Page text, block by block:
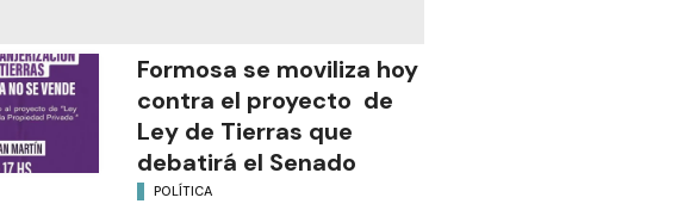
Formosa se moviliza hoy
contra el proyecto de
Ley de Tierras que
debatirá el Senado
POLÍTICA